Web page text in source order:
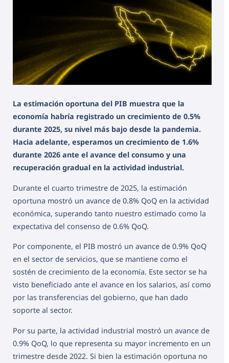
La estimación oportuna del PIB muestra que la
economía habría registrado un crecimiento de 0.5%
durante 2025, su nivel más bajo desde la pandemia.
Hacia adelante, esperamos un crecimiento de 1.6%
durante 2026 ante el avance del consumo y una
recuperación gradual en la actividad industrial.
Durante el cuarto trimestre de 2025, la estimación
oportuna mostró un avance de 0.8% QoQ en la actividad
económica, superando tanto nuestro estimado como la
expectativa del consenso de 0.6% QoQ.
Por componente, el PIB mostró un avance de 0.9% QoQ
en el sector de servicios, que se mantiene como el
sostén de crecimiento de la economía. Este sector se ha
visto beneficiado ante el avance en los salarios, así como
por las transferencias del gobierno, que han dado
soporte al sector.
Por su parte, la actividad industrial mostró un avance de
0.9% QoQ, lo que representa su mayor incremento en un
trimestre desde 2022. Si bien la estimación oportuna no